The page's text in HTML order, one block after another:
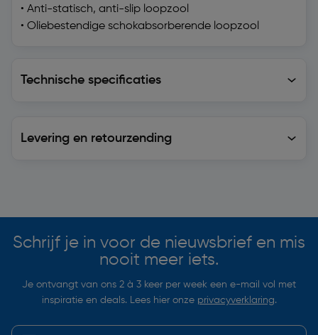
• Anti-statisch, anti-slip loopzool
• Oliebestendige schokabsorberende loopzool
Technische specificaties
Levering en retourzending
Schrijf je in voor de nieuwsbrief en mis
nooit meer iets.
Je ontvangt van ons 2 à 3 keer per week een e-mail vol met
inspiratie en deals. Lees hier onze privacyverklaring.